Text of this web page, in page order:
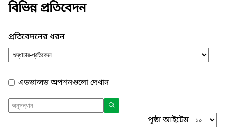
বিভিন্ন প্রতিবেদন
প্রতিবেদনের ধরন
এডভান্সড অপশনগুলো দেখান
পৃষ্ঠা আইটেম